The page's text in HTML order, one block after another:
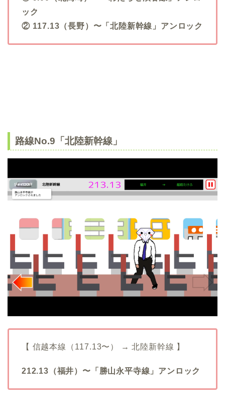
ック
② 117.13（長野）〜「北陸新幹線」アンロック
路線No.9「北陸新幹線」
【 信越本線（117.13〜） → 北陸新幹線 】
212.13（福井）〜「勝山永平寺線」アンロック